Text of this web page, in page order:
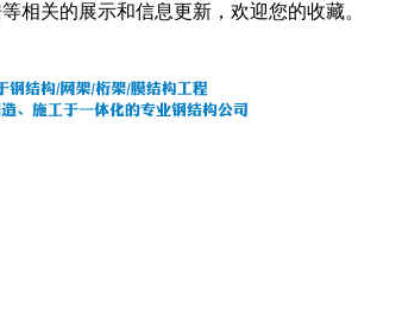
相关的展示和信息更新，欢迎您的收藏。